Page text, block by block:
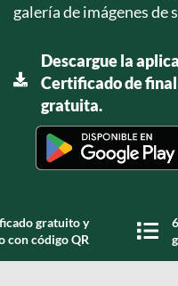
galería de imágenes
Descargue la
Certificado de
gratuita.
gratuito y
con código QR